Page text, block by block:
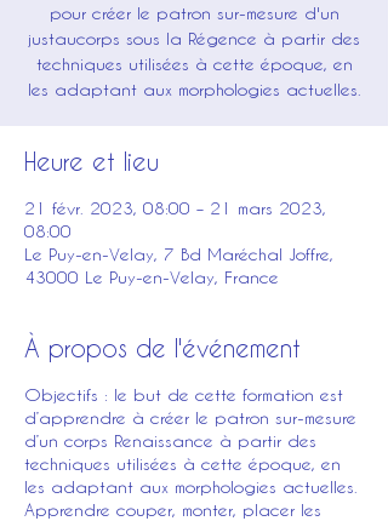
pour créer le patron sur-mesure d'un
justaucorps sous la Régence à partir des
techniques utilisées à cette époque, en
les adaptant aux morphologies actuelles.
Heure et lieu
21 févr. 2023, 08:00 – 21 mars 2023,
08:00
Le Puy-en-Velay, 7 Bd Maréchal Joffre,
43000 Le Puy-en-Velay, France
À propos de l'événement
Objectifs : le but de cette formation est
d’apprendre à créer le patron sur-mesure
d’un corps Renaissance à partir des
techniques utilisées à cette époque, en
les adaptant aux morphologies actuelles.
Apprendre couper, monter, placer les